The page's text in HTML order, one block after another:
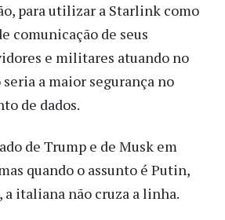
para utilizar a Starlink como
comunicação de seus
e militares atuando no
a maior segurança no
de dados.
de Trump e de Musk em
quando o assunto é Putin,
a italiana não cruza a linha.